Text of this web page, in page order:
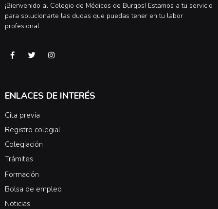
¡Bienvenido al Colegio de Médicos de Burgos! Estamos a tu servicio
para solucionarte las dudas que puedas tener en tu labor
profesional.
ENLACES DE INTERÉS
Cita previa
Registro colegial
Colegiación
Trámites
Formación
Bolsa de empleo
Noticias